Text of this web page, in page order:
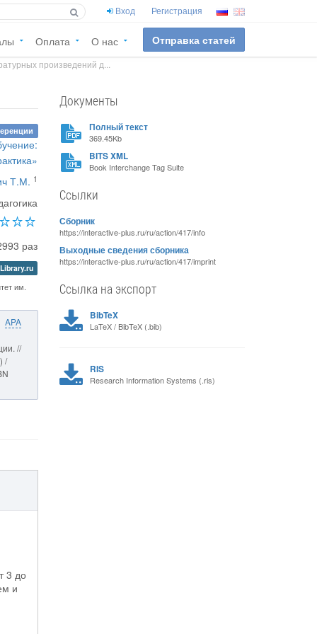
Вход Регистрация
Оплата О нас Отправка статей
произведений д...
Т.М. 1
раз
им.
APA
//
/
3 до
и
Документы
Полный текст
369.45Kb
BITS XML
Book Interchange Tag Suite
Ссылки
Сборник
https://interactive-plus.ru/ru/action/417/info
Выходные сведения сборника
https://interactive-plus.ru/ru/action/417/imprint
Ссылка на экспорт
BibTeX
LaTeX / BibTeX (.bib)
RIS
Research Information Systems (.ris)